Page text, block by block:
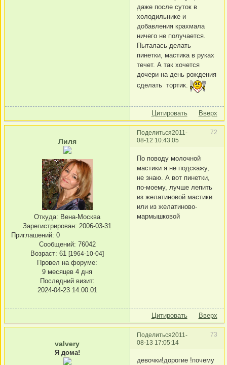
даже после суток в
холодильнике и
добавления крахмала
ничего не получается.
Пыталась делать
пинетки, мастика в руках
течет. А так хочется
дочери на день рождения
сделать тортик.
Цитировать Вверх
Поделиться 72
2011-
08-12 10:43:05
Лиля
Откуда: Вена-Москва
Зарегистрирован: 2006-03-31
Приглашений: 0
Сообщений: 76042
Возраст: 61 [1964-10-04]
Провел на форуме:
9 месяцев 4 дня
Последний визит:
2024-04-23 14:00:01
По поводу молочной
мастики я не подскажу,
не знаю. А вот пинетки,
по-моему, лучше лепить
из желатиновой мастики
или из желатиново-
мармышковой
Цитировать Вверх
Поделиться 73
2011-
08-13 17:05:14
valvery
Я дома!
девочки!дорогие !почему